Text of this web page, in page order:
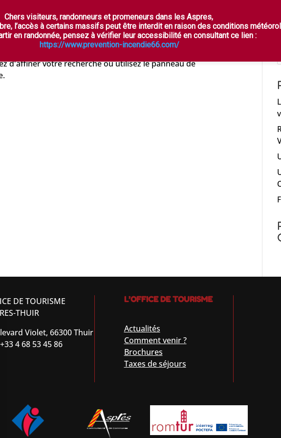
À VOIR, À FAIRE OÙ DORMIR ? DÉGUSTER
d'affiner votre recherche ou utilisez le panneau de
DE TOURISME
THUIR
Violet, 66300 Thuir
4 68 53 45 86
L’OFFICE DE TOURISME
Actualités
Comment venir ?
Brochures
Taxes de séjours
Chers visiteurs, randonneurs et promeneurs dans les Aspres,
l’accès à certains massifs peut être interdit en raison des conditions
en randonnée, pensez à vérifier leur accessibilité en consultant ce lien :
https://www.prevention-incendie66.com/